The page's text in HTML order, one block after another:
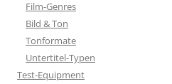
Film-Genres
Bild & Ton
Tonformate
Untertitel-Typen
Test-Equipment